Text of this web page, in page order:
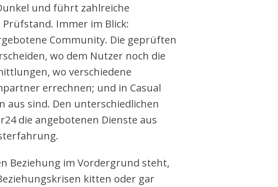
und führt zahlreiche
Immer im Blick:
Community. Die geprüften
wo dem Nutzer noch die
wo verschiedene
errechnen; und in Casual
aus sind. Den unterschiedlichen
die angebotenen Dienste aus
Beziehung im Vordergrund steht,
kitten oder gar